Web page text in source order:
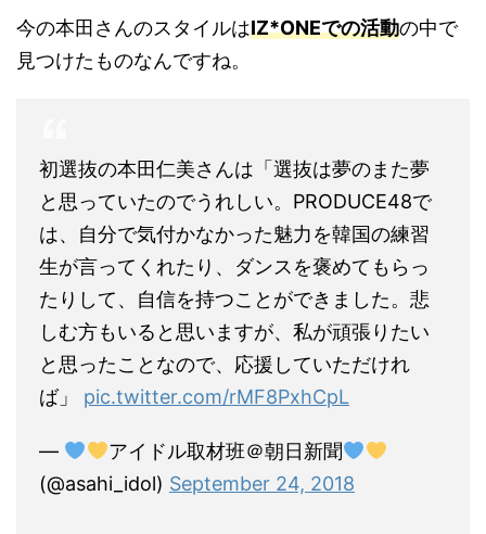
今の本田さんのスタイルはIZ*ONEでの活動の中で
見つけたものなんですね。
初選抜の本田仁美さんは「選抜は夢のまた夢
と思っていたのでうれしい。PRODUCE48で
は、自分で気付かなかった魅力を韓国の練習
生が言ってくれたり、ダンスを褒めてもらっ
たりして、自信を持つことができました。悲
しむ方もいると思いますが、私が頑張りたい
と思ったことなので、応援していただけれ
ば」 pic.twitter.com/rMF8PxhCpL
—
アイドル取材班＠朝日新聞
(@asahi_idol) September 24, 2018